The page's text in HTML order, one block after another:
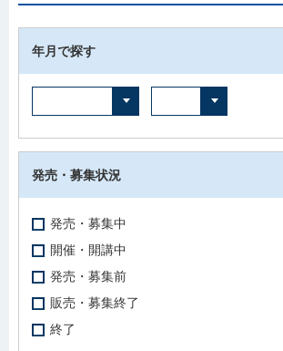
年月で探す
発売・募集状況
発売・募集中
開催・開講中
発売・募集前
販売・募集終了
終了